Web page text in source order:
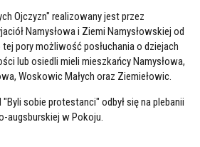
Ojczyzn" realizowany jest przez
Namysłowa i Ziemi Namysłowskiej od
tej pory możliwość posłuchania o dziejach
lub osiedli mieli mieszkańcy Namysłowa,
Woskowic Małych oraz Ziemiełowic.
sobie protestanci" odbył się na plebanii
augsburskiej w Pokoju.